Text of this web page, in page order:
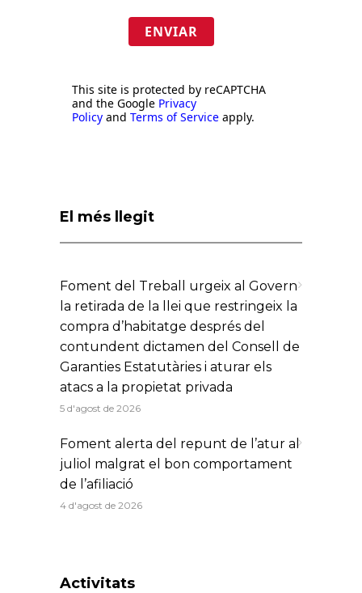
ENVIAR
This site is protected by reCAPTCHA
and the Google Privacy
Policy and Terms of Service apply.
El més llegit
Foment del Treball urgeix al Govern
la retirada de la llei que restringeix la
compra d’habitatge després del
contundent dictamen del Consell de
Garanties Estatutàries i aturar els
atacs a la propietat privada
5 d'agost de 2026
Foment alerta del repunt de l’atur al
juliol malgrat el bon comportament
de l’afiliació
4 d'agost de 2026
Activitats